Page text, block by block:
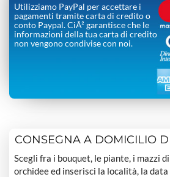
Utilizziamo PayPal per accettare i
pagamenti tramite carta di credito o
conto Paypal. CiÃ² garantisce che le
informazioni della tua carta di credito
non vengono condivise con noi.
CONSEGNA A DOMICILIO
Scegli fra i bouquet, le piante, i mazzi
orchidee ed inserisci la località, la data